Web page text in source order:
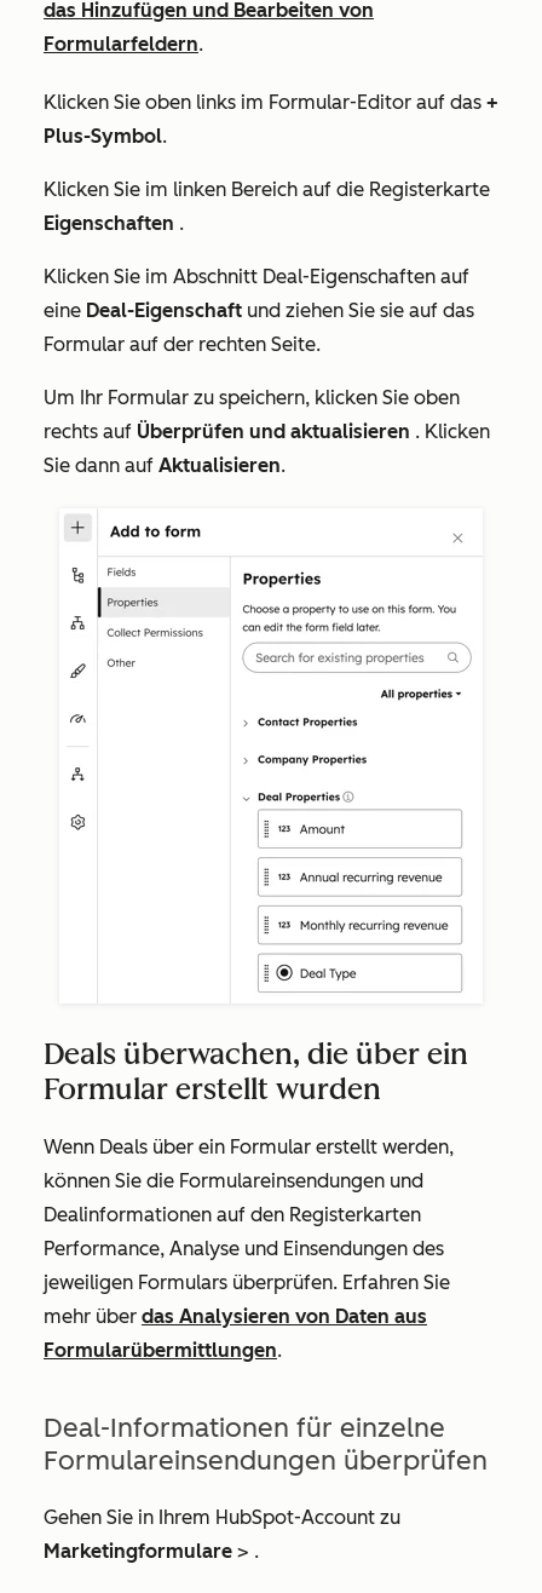
das Hinzufügen und Bearbeiten von
Formularfeldern.
Klicken Sie oben links im Formular-Editor auf das +
Plus-Symbol.
Klicken Sie im linken Bereich auf die Registerkarte
Eigenschaften .
Klicken Sie im Abschnitt Deal-Eigenschaften auf
eine Deal-Eigenschaft und ziehen Sie sie auf das
Formular auf der rechten Seite.
Um Ihr Formular zu speichern, klicken Sie oben
rechts auf Überprüfen und aktualisieren . Klicken
Sie dann auf Aktualisieren.
Deals überwachen, die über ein
Formular erstellt wurden
Wenn Deals über ein Formular erstellt werden,
können Sie die Formulareinsendungen und
Dealinformationen auf den Registerkarten
Performance, Analyse und Einsendungen des
jeweiligen Formulars überprüfen. Erfahren Sie
mehr über das Analysieren von Daten aus
Formularübermittlungen.
Deal-Informationen für einzelne
Formulareinsendungen überprüfen
Gehen Sie in Ihrem HubSpot-Account zu
Marketingformulare > .